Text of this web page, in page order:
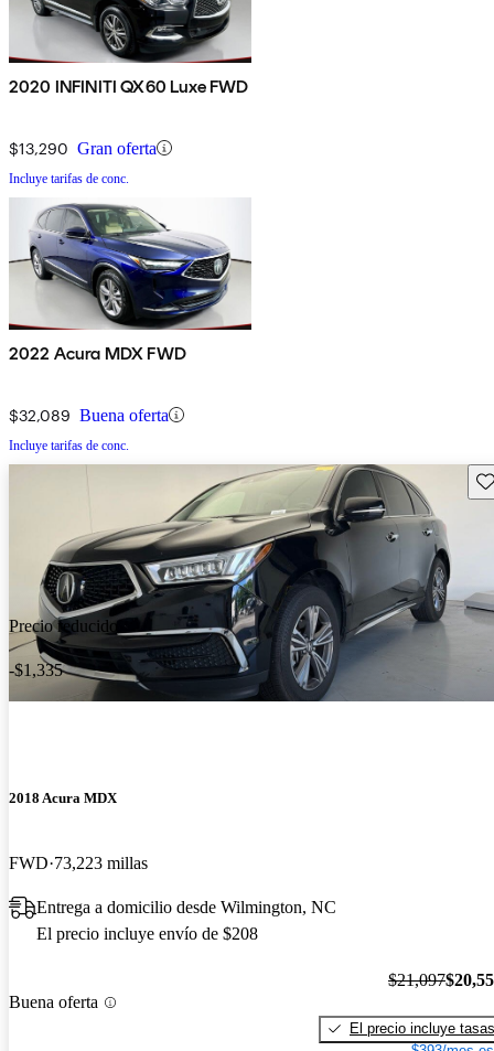
2020 INFINITI QX60 Luxe FWD
$13,290 Gran oferta
Incluye tarifas de conc.
2022 Acura MDX FWD
$32,089 Buena oferta
Incluye tarifas de conc.
Precio reducido
-$1,335
2018 Acura MDX
FWD 73,223 millas
Entrega a domicilio desde Wilmington, NC
El precio incluye envío de $208
Buena oferta
$21,097
El precio incluye tasas